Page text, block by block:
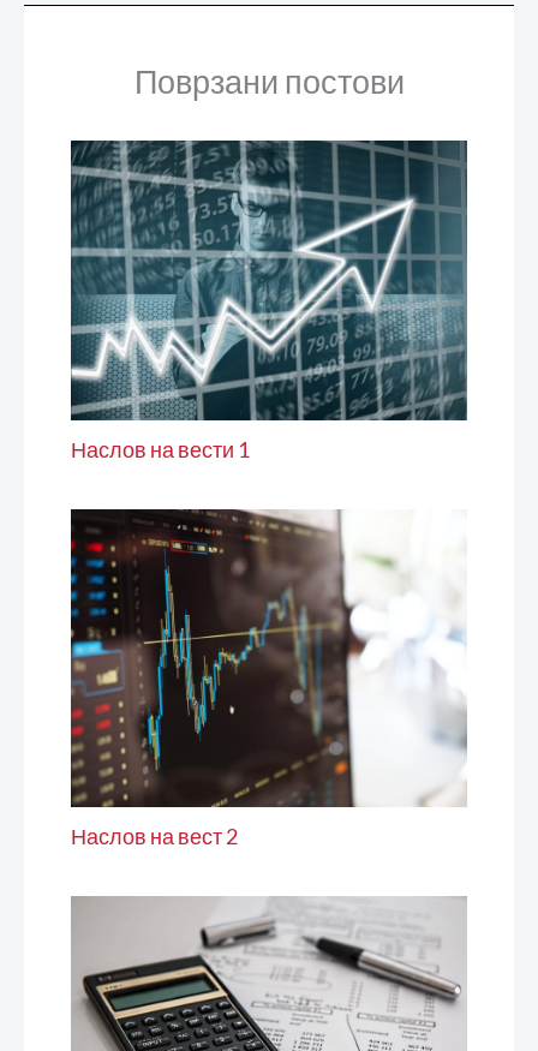
Поврзани постови
Наслов на вести 1
Наслов на вест 2